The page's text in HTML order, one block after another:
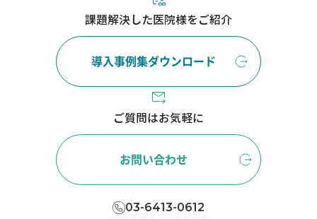
課題解決した医院様をご紹介
導入事例集ダウンロード
ご質問はお気軽に
お問い合わせ
03-6413-0612